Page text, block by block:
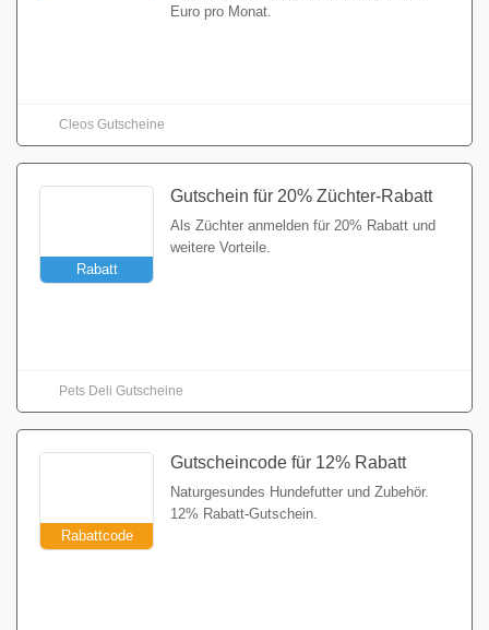
Euro pro Monat.
Cleos Gutscheine
Rabatt
Gutschein für 20% Züchter-Rabatt
Als Züchter anmelden für 20% Rabatt und
weitere Vorteile.
Pets Deli Gutscheine
Rabattcode
Gutscheincode für 12% Rabatt
Naturgesundes Hundefutter und Zubehör.
12% Rabatt-Gutschein.